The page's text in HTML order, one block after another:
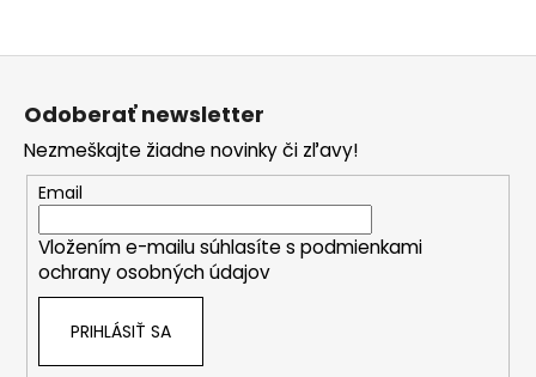
Odoberať newsletter
Nezmeškajte žiadne novinky či zľavy!
Email
Vložením e-mailu súhlasíte s podmienkami
ochrany osobných údajov
PRIHLÁSIŤ SA